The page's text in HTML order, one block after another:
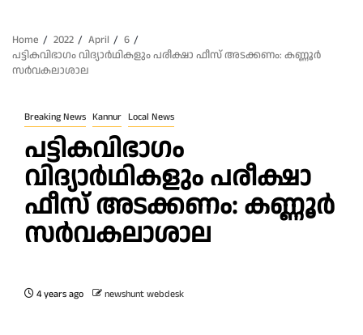
Home 2022 April
6
പട്ടികവിഭാഗം വിദ്യാർഥികളും പരീക്ഷാ ഫീസ് അടക്കണം: കണ്ണൂർ
സർവകലാശാല
Breaking News Kannur Local News
പട്ടികവിഭാഗം
വിദ്യാർഥികളും പരീക്ഷാ
ഫീസ് അടക്കണം: കണ്ണൂർ
സർവകലാശാല
4 years ago newshunt webdesk